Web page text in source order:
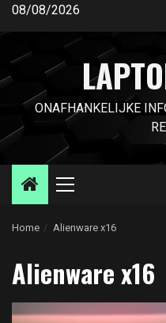
Ga
inhoud
08/08/2026
ONAFHANKELIJKE
Primair
Home Alienware x16
Alienware x16